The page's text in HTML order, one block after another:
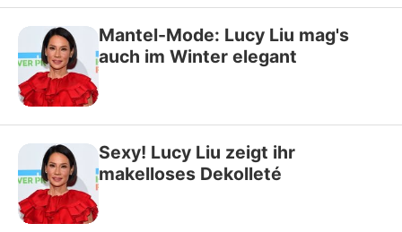
Mantel-Mode: Lucy Liu mag's
auch im Winter elegant
Sexy! Lucy Liu zeigt ihr
makelloses Dekolleté